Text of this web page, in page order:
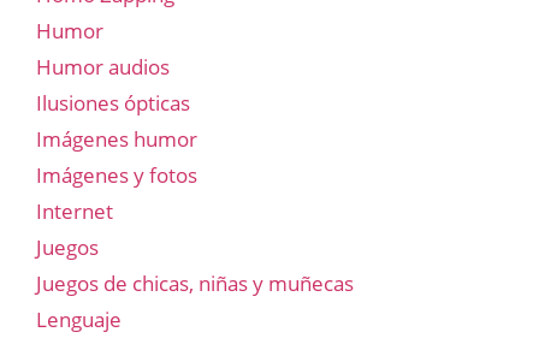
Humor
Humor audios
Ilusiones ópticas
Imágenes humor
Imágenes y fotos
Internet
Juegos
Juegos de chicas, niñas y muñecas
Lenguaje